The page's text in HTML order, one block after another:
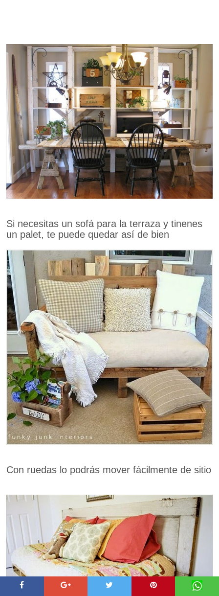
Si necesitas un sofá para la terraza y tinenes
un palet, te puede quedar así de bien
Con ruedas lo podrás mover fácilmente de sitio